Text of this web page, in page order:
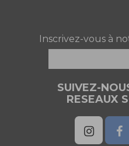
Inscrivez-vous à
SUIVEZ-
RESEAUX